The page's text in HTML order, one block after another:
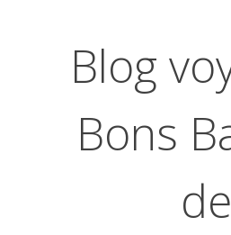
Blog
Bons
de